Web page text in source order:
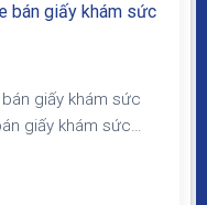
bán giấy khám sức
giấy khám sức
giấy khám sức